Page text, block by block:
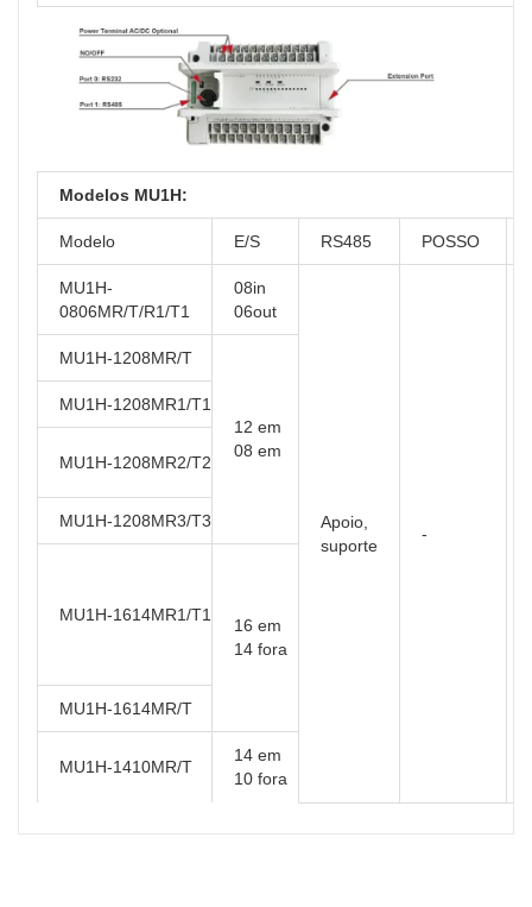
Modelos MU1H:
Modelo E/S RS485 POSSO
MU1H-
0806MR/T/R1/T1
08in
06out
Apoio,
suporte
-
MU1H-1208MR/T
12 em
08 em
MU1H-1208MR1/T1
MU1H-1208MR2/T2
MU1H-1208MR3/T3
MU1H-1614MR1/T1
16 em
14 fora
MU1H-1614MR/T
MU1H-1410MR/T
14 em
10 fora